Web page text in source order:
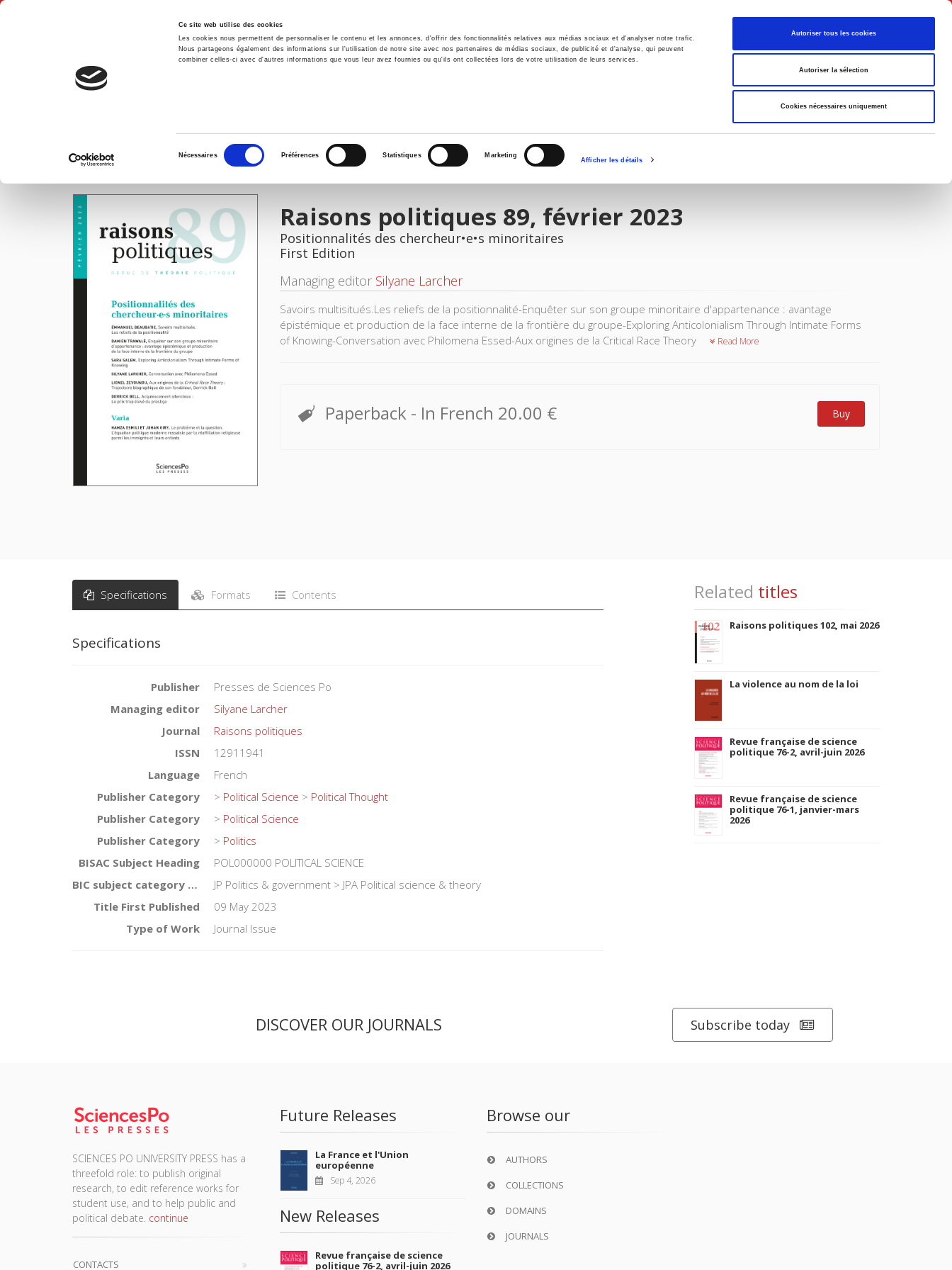
Ce site web utilise des cookies
Les cookies nous permettent de personnaliser le contenu et les annonces, d'offrir des fonctionnalités relatives aux médias sociaux et d'analyser notre trafic.
Nous partageons également des informations sur l'utilisation de notre site avec nos partenaires de médias sociaux, de publicité et d'analyse, qui peuvent
combiner celles-ci avec d'autres informations que vous leur avez fournies ou qu'ils ont collectées lors de votre utilisation de leurs services.
consentement
Nécessaires Préférences Statistiques Marketing
Afficher les détails
Autoriser tous les cookies
Autoriser la sélection
Cookies nécessaires uniquement
English
Home Environment History International Politics
IMAGES
Raisons politiques 89, février 2023
Positionnalités des chercheur•e•s minoritaires
First Edition
Managing editor Silyane Larcher
Savoirs multisitués.Les reliefs de la positionnalité-Enquêter sur son groupe minoritaire d'appartenance : avantage
épistémique et production de la face interne de la frontière du groupe-Exploring Anticolonialism Through Intimate Forms
of Knowing-Conversation avec Philomena Essed-Aux origines de la Critical Race Theory
Read More
Paperback - In French 20.00 € Buy
Specifications Formats Contents
Specifications
Publisher
Presses de Sciences Po
Managing editor
Silyane Larcher
Journal
Raisons politiques
ISSN
12911941
Language
French
Publisher Category
> Political Science > Political Thought
Publisher Category
> Political Science
Publisher Category
> Politics
BISAC Subject Heading
POL000000 POLITICAL SCIENCE
BIC subject category (UK)
JP Politics & government > JPA Political science & theory
Title First Published
09 May 2023
Type of Work
Journal Issue
Related titles
Raisons politiques 102, mai 2026
La violence au nom de la loi
Revue française de science
politique 76-2, avril-juin 2026
Revue française de science
politique 76-1, janvier-mars
2026
DISCOVER OUR JOURNALS Subscribe today
SCIENCES PO UNIVERSITY PRESS has a
threefold role: to publish original
research, to edit reference works for
student use, and to help public and
political debate. continue
CONTACTS
Future Releases
La France et l'Union
européenne
Sep 4, 2026
New Releases
Revue française de science
politique 76-2, avril-juin 2026
Browse our
AUTHORS
COLLECTIONS
DOMAINS
JOURNALS